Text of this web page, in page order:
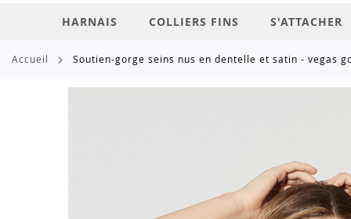
HARNAIS COLLIERS FINS S'ATTACHER
accueil soutien-gorge seins nus en dentelle et satin - vegas